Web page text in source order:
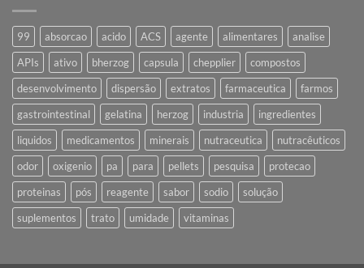
99 absorcao acido ACS agente alimentares
analise
APIs
ativo bherzog capsula chepplier
compostos
desenvolvimento
dispersão extratos farmaceutica
farmos
gastrointestinal
gelatina herzog industria
ingredientes
liquidos
medicamentos minerais nutraceutica
nutracêuticos
odor
oxigenio pa para pellets pesquisa
protecao
proteinas
pós reagente sabor sodio
solução
suplementos
trato umidade vitaminas